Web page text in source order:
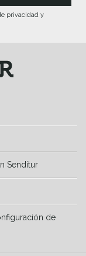
Senditur
de
privacidad y